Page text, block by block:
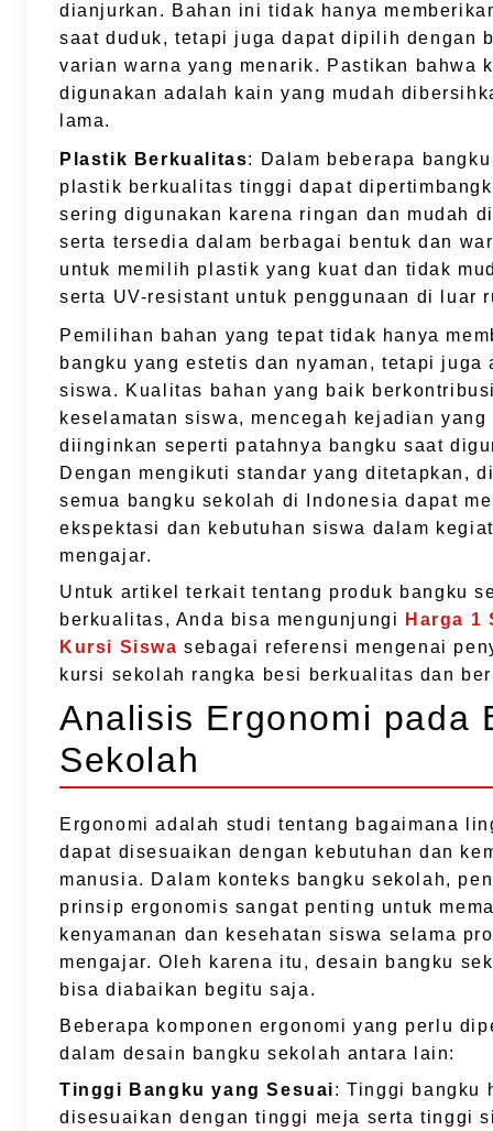
dianjurkan. Bahan ini tidak hanya
saat duduk, tetapi juga dapat dipilih dengan
varian warna yang menarik. Pastikan bahwa
digunakan adalah kain yang mudah
lama.
Plastik Berkualitas: Dalam beberapa
plastik berkualitas tinggi dapat
sering digunakan karena ringan dan mudah
serta tersedia dalam berbagai bentuk dan
untuk memilih plastik yang kuat dan tidak
serta UV-resistant untuk penggunaan di luar
Pemilihan bahan yang tepat tidak hanya
bangku yang estetis dan nyaman, tetapi juga
siswa. Kualitas bahan yang baik
keselamatan siswa, mencegah kejadian yang
diinginkan seperti patahnya bangku saat
Dengan mengikuti standar yang ditetapkan,
semua bangku sekolah di Indonesia dapat
ekspektasi dan kebutuhan siswa dalam
mengajar.
Untuk artikel terkait tentang produk bangku
berkualitas, Anda bisa mengunjungi
Harga 1
Kursi Siswa sebagai referensi mengenai
kursi sekolah rangka besi berkualitas dan
Analisis Ergonomi pada
Sekolah
Ergonomi adalah studi tentang bagaimana
dapat disesuaikan dengan kebutuhan dan
manusia. Dalam konteks bangku sekolah,
prinsip ergonomis sangat penting untuk
kenyamanan dan kesehatan siswa selama
mengajar. Oleh karena itu, desain bangku
bisa diabaikan begitu saja.
Beberapa komponen ergonomi yang perlu
dalam desain bangku sekolah antara lain:
Tinggi Bangku yang Sesuai: Tinggi bangku
disesuaikan dengan tinggi meja serta tinggi